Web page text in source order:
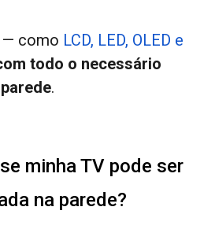
— como LCD, LED, OLED e
todo o necessário
.
minha TV pode ser
na parede?